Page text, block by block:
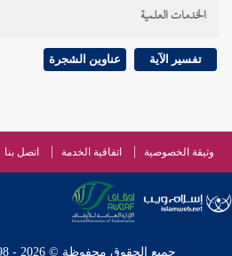
الخدمات العلمية
تفسير الآية عناوين الشجرة
وثيقة الخصوصية اتفاقية الخدمة اتصل بنا
جميع الحقوق محفوظة © 2026 - 1998 لشبكة إسلام ويب